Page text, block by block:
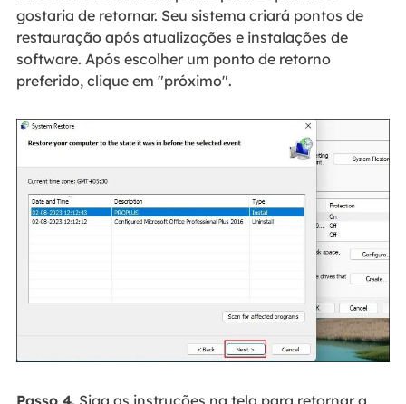
gostaria de retornar. Seu sistema criará pontos de
restauração após atualizações e instalações de
software. Após escolher um ponto de retorno
preferido, clique em "próximo".